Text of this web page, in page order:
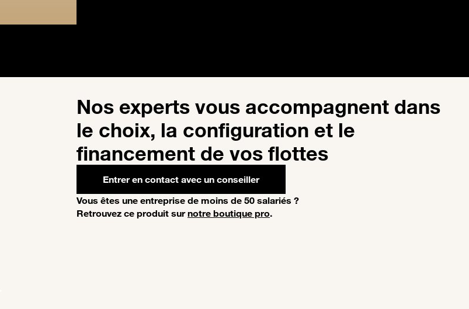
Nos experts vous accompagnent dans
le choix, la configuration et le
financement de vos flottes
Entrer en contact avec un conseiller
Vous êtes une entreprise de moins de 50 salariés ?
Retrouvez ce produit surnotre boutique pro.